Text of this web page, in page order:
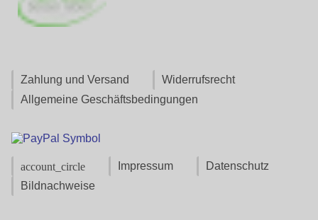
Zahlung und Versand
Widerrufsrecht
Allgemeine Geschäftsbedingungen
account_circle Impressum
Datenschutz
Bildnachweise